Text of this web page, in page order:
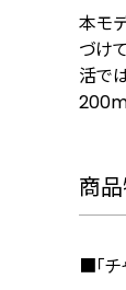
本モ
づけ
活で
200m
商
■「